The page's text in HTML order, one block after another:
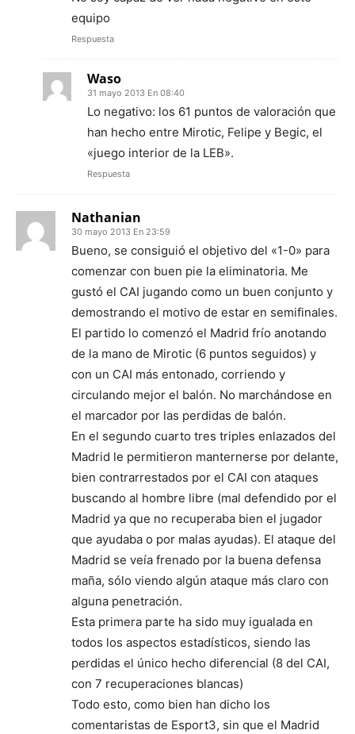
equipo
Respuesta
Waso
31 mayo 2013 En 08:40
Lo negativo: los 61 puntos de valoración que
han hecho entre Mirotic, Felipe y Begic, el
«juego interior de la LEB».
Respuesta
Nathanian
30 mayo 2013 En 23:59
Bueno, se consiguió el objetivo del «1-0» para
comenzar con buen pie la eliminatoria. Me
gustó el CAI jugando como un buen conjunto y
demostrando el motivo de estar en semifinales.
El partido lo comenzó el Madrid frío anotando
de la mano de Mirotic (6 puntos seguidos) y
con un CAI más entonado, corriendo y
circulando mejor el balón. No marchándose en
el marcador por las perdidas de balón.
En el segundo cuarto tres triples enlazados del
Madrid le permitieron manternerse por delante,
bien contrarrestados por el CAI con ataques
buscando al hombre libre (mal defendido por el
Madrid ya que no recuperaba bien el jugador
que ayudaba o por malas ayudas). El ataque del
Madrid se veía frenado por la buena defensa
maña, sólo viendo algún ataque más claro con
alguna penetración.
Esta primera parte ha sido muy igualada en
todos los aspectos estadísticos, siendo las
perdidas el único hecho diferencial (8 del CAI,
con 7 recuperaciones blancas)
Todo esto, como bien han dicho los
comentaristas de Esport3, sin que el Madrid